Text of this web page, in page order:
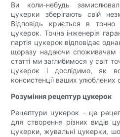
Ви коли-небудь
цукерки зберігають свій
Відповідь криється в точно
цукерок. Точна інженерія
партія цукерок відповідає
щоразу надаючи споживачам
статті ми заглибимося у світ
цукерок і дослідимо, як
консистенції ваших улюблених
Розуміння рецептур цукерок
Рецептури цукерок – це
для створення різних видів
цукерки, жувальні цукерки,